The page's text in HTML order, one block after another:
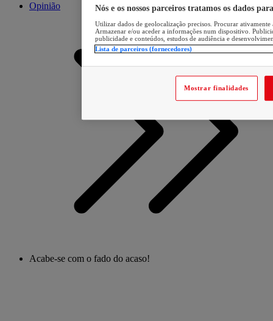
Opinião
Acabe-se com o fado do acaso!
Nós e os nossos parceiros tratamos os dados
Utilizar dados de geolocalização precisos. Procurar
Armazenar e/ou aceder a informações num dispositivo.
publicidade e conteúdos, estudos de audiência e
Lista de parceiros (fornecedores)
Mostrar finalidades